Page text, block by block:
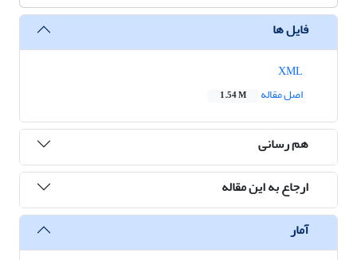
فایل ها
اصل مقاله
1.54 M
هم رسانی
ارجاع به این مقاله
آمار